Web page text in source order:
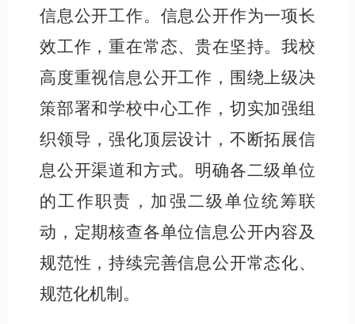
信息公开工作。 信息公开作为一项长
效工作，重在常态、贵在坚持。我校
高度重视信息公开工作，围绕上级决
策部署和学校中心工作，切实加强组
织领导，强化顶层设计，不断拓展信
息公开渠道和方式。明确各二级单位
的工作职责，加强二级单位统筹联
动，定期核查各单位信息公开内容及
规范性，持续完善信息公开常态化、
规范化机制。